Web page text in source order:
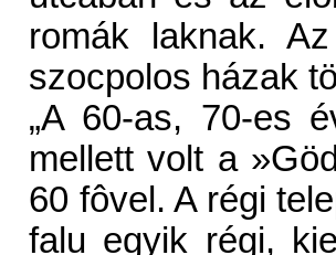
romák laknak.
szocpolos házak
„A 60-as, 70-es
mellett volt a
60 fôvel. A régi
falu egyik régi,